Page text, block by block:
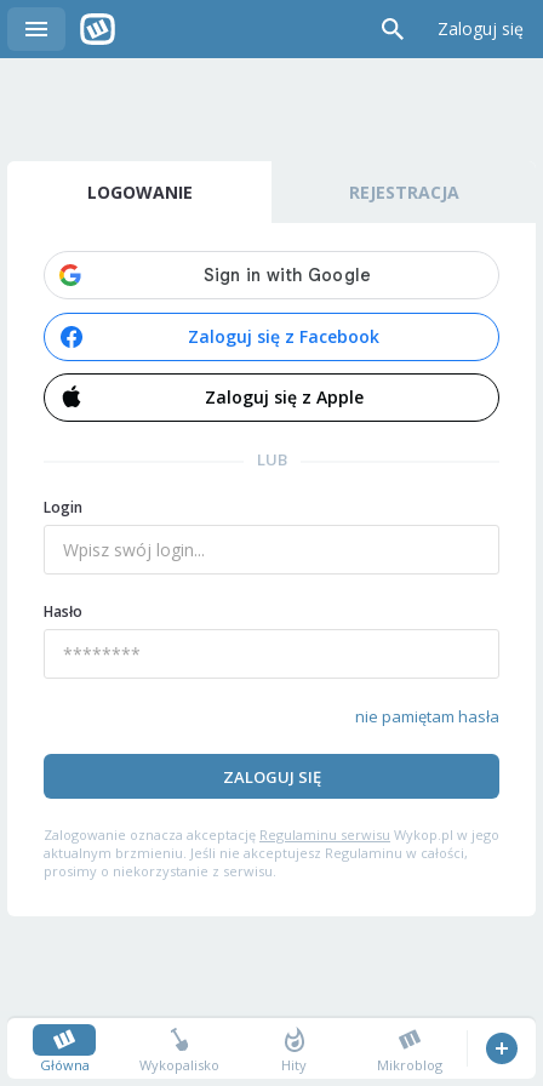
Zaloguj się
LOGOWANIE REJESTRACJA
Zaloguj się z Facebook
Zaloguj się z Apple
LUB
Login
Hasło
nie pamiętam hasła
ZALOGUJ SIĘ
Zalogowanie oznacza akceptację Regulaminu serwisu Wykop.pl w jego
aktualnym brzmieniu. Jeśli nie akceptujesz Regulaminu w całości,
prosimy o niekorzystanie z serwisu.
Główna Wykopalisko Hity Mikroblog